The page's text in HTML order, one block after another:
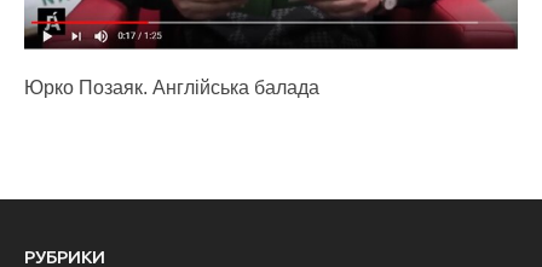
Юрко Позаяк. Англійська балада
РУБРИКИ